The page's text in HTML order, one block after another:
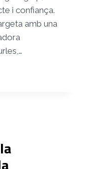
i confiança.
amb una